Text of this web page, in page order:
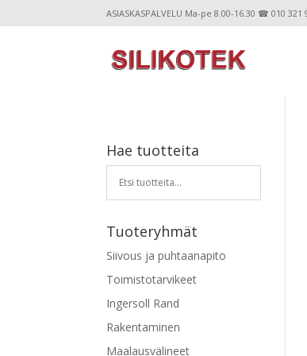
ASIASKASPALVELU Ma-pe 8.00-16.30 ☎ 010
Hae tuotteita
Tuoteryhmät
Siivous ja puhtaanapito
Toimistotarvikeet
Ingersoll Rand
Rakentaminen
Maalausvälineet